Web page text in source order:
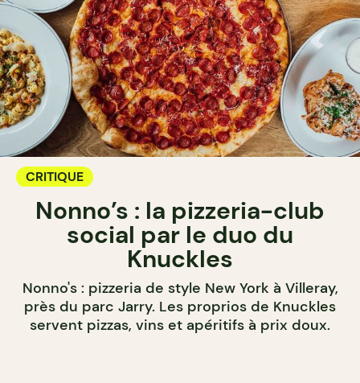
CRITIQUE
Nonno’s : la pizzeria-club
social par le duo du
Knuckles
Nonno's : pizzeria de style New York à Villeray,
près du parc Jarry. Les proprios de Knuckles
servent pizzas, vins et apéritifs à prix doux.